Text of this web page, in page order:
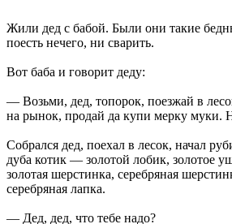
Жили дед с бабой. Были они такие
поесть нечего, ни сварить.
Вот баба и говорит деду:
— Возьми, дед, топорок, поезжай в
на рынок, продай да купи мерку муки.
Собрался дед, поехал в лесок, начал
дуба котик — золотой лобик, золотое
золотая шерстинка, серебряная
серебряная лапка.
— Дед, дед, что тебе надо?